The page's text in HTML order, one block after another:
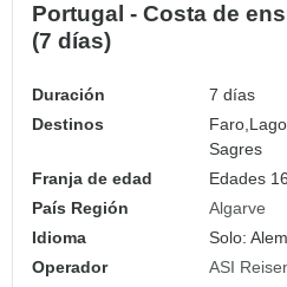
Portugal - Costa de
(7 días)
Duración
7 días
Destinos
Faro,
Sagres
Franja de edad
Edades
País Región
Algarve
Idioma
Solo:
Operador
ASI